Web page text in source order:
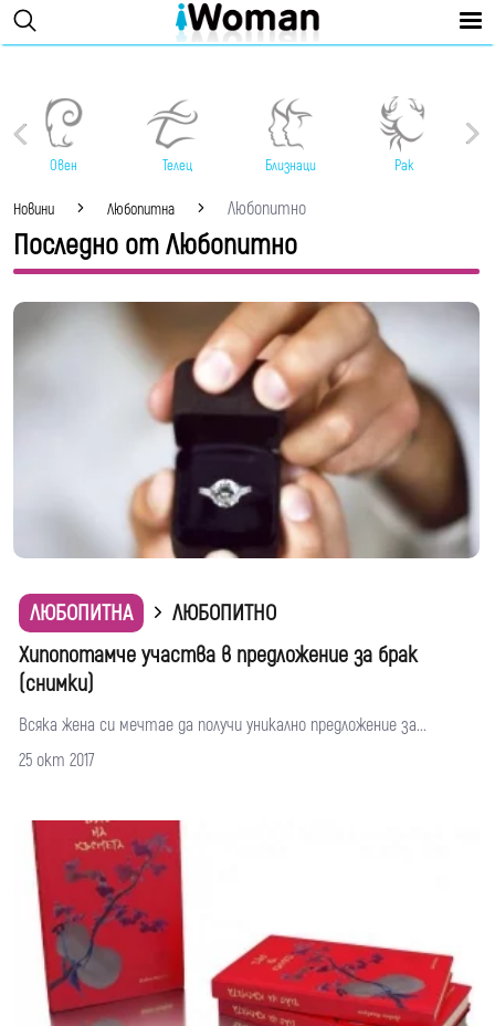
Овен Телец Близнаци Рак
Новини Любопитна Любопитно
Последно от Любопитно
ЛЮБОПИТНА
ЛЮБОПИТНО
Хипопотамче участва в предложение за брак
(снимки)
Всяка жена си мечтае да получи уникално предложение за...
25 окт 2017